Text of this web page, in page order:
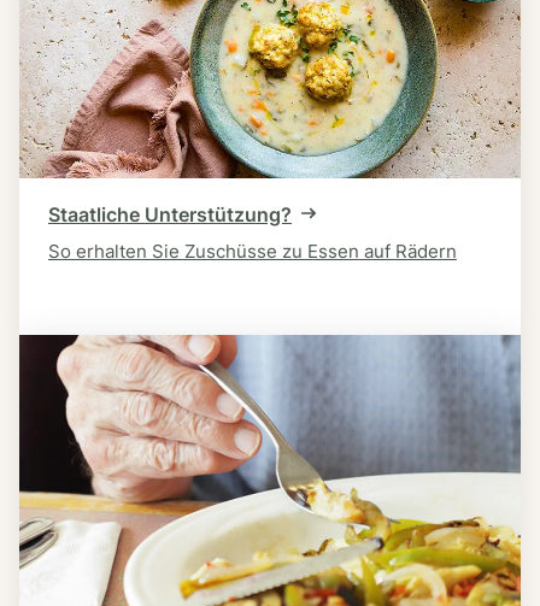
Staatliche Unterstützung?
So erhalten Sie Zuschüsse zu Essen auf Rädern